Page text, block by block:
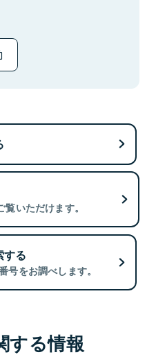
いただけます。
する
号をお調べします。
する情報